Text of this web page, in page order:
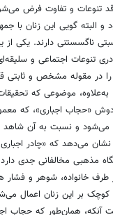
تنوعات و تفاوت فرض
البته گویی این زنان با
ناگسستنی دارند. یکی از
تنوعات اجتماعی و
را در مقوله مشخص و ثابتی
به‌علاوه، موضوعی که
«حجاب اجباری»، که
می‌شود و نسبت به آن شاهد
می‌دهد که «چادر
مذهبی مخالفانی جدی
طرف خانواده، شوهر و فشار
کوچک بر این زنان اعمال
آنکه، همان‌طور که حجاب